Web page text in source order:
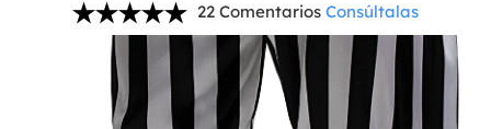
22 Comentarios Consúltalas